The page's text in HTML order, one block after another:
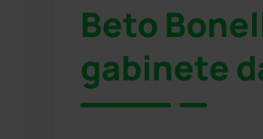
Beto
gabinete